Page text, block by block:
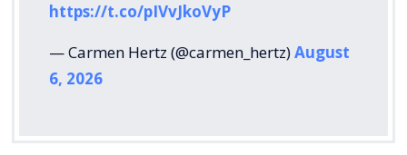
https://t.co/pIVvJkoVyP
— Carmen Hertz (@carmen_hertz)August
6, 2026